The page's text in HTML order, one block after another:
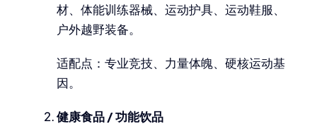
材、体能训练器械、运动护具、运动鞋服、
户外越野装备。
适配点：专业竞技、力量体魄、硬核运动基
因。
健康食品 / 功能饮品